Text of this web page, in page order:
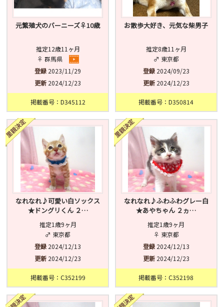
元繁殖犬のバーニーズ♀10歳
推定12歳11ヶ月
♀ 群馬県
登録 2023/11/29
更新 2024/12/23
掲載番号：D345112
お散歩大好き、元気な柴男子
推定8歳11ヶ月
♂ 東京都
登録2024/09/23
更新2024/12/23
掲載番号：D350814
なれなれ♪可愛い白ソックス
★ドングリくん ２…
推定1歳9ヶ月
♂ 東京都
登録 2024/12/13
更新 2024/12/23
掲載番号：C352199
なれなれ♪ふわふわグレー白
★あやちゃん ２ヵ…
推定1歳9ヶ月
♀ 東京都
登録2024/12/13
更新2024/12/23
掲載番号：C352198